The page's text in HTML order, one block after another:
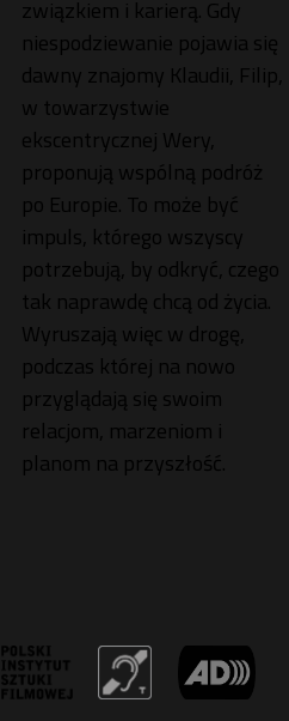
związkiem i karierą. Gdy
niespodziewanie pojawia się
dawny znajomy Klaudii, Filip,
w towarzystwie
ekscentrycznej Wery,
proponują wspólną podróż
po Europie. To może być
impuls, którego wszyscy
potrzebują, by odkryć, czego
tak naprawdę chcą od życia.
Wyruszają więc w drogę,
podczas której na nowo
przyglądają się swoim
relacjom, marzeniom i
planom na przyszłość.